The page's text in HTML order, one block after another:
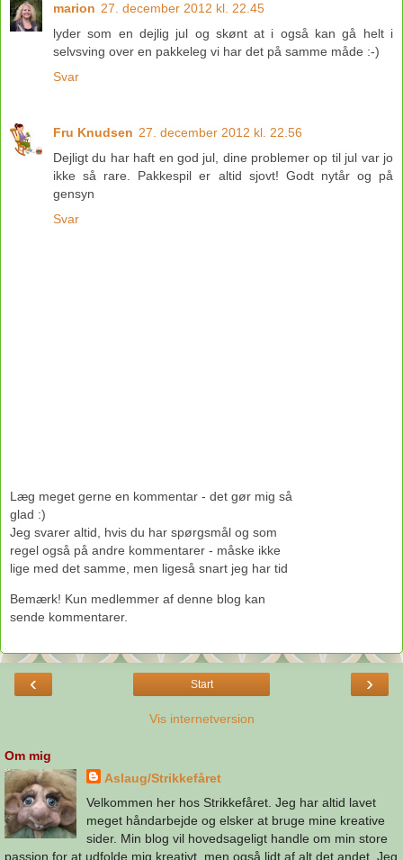
marion 27. december 2012 kl. 22.45
lyder som en dejlig jul og skønt at i også kan gå helt i
selvsving over en pakkeleg vi har det på samme måde :-)
Svar
Fru Knudsen 27. december 2012 kl. 22.56
Dejligt du har haft en god jul, dine problemer op til jul var jo
ikke så rare. Pakkespil er altid sjovt! Godt nytår og på
gensyn
Svar
Læg meget gerne en kommentar - det gør mig så
glad :)
Jeg svarer altid, hvis du har spørgsmål og som
regel også på andre kommentarer - måske ikke
lige med det samme, men ligeså snart jeg har tid
Bemærk! Kun medlemmer af denne blog kan
sende kommentarer.
‹ ›
Start
Vis internetversion
Om mig
Aslaug/Strikkefåret
Velkommen her hos Strikkefåret. Jeg har altid lavet
meget håndarbejde og elsker at bruge mine kreative
sider. Min blog vil hovedsageligt handle om min store
passion for at udfolde mig kreativt, men også lidt af alt det andet. Jeg